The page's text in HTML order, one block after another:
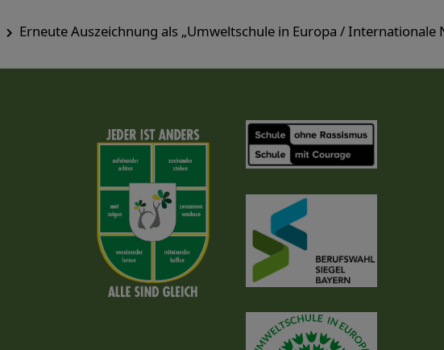
Erneute Auszeichnung als „Umweltschule in Europa / Internationale